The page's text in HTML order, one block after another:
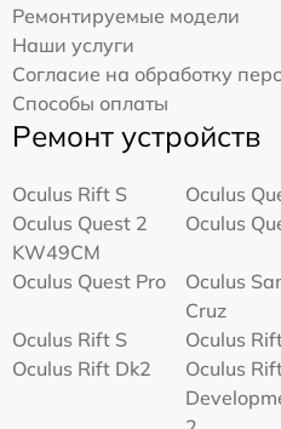
Ремонтируемые модели
Наши услуги
Согласие на обработку
Способы оплаты
Ремонт устройств
Oculus Rift S
Oculus
Oculus Quest 2
KW49CM
Oculus
Oculus Quest Pro
Oculus
Cruz
Oculus Rift S
Oculus
Oculus Rift Dk2
Oculus